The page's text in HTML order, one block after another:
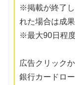
※掲載が終了
れた場合は成
※最大90日程
広告クリック
銀行カードロ